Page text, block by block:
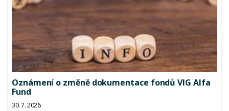
Oznámení o změně dokumentace fondů VIG Alfa
Fund
30. 7. 2026